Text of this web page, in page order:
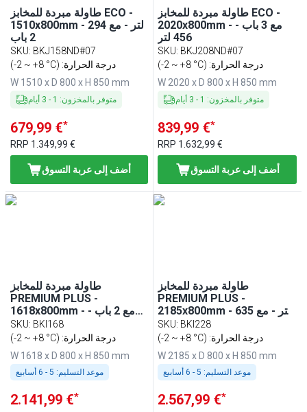
طاولة مبردة للمخابز ECO -
1510x800mm - 294 لتر - مع
2 باب
SKU: BKJ158ND#07
(-2 ~ +8 °C) :درجة الحرارة
W 1510 x D 800 x H 850 mm
متوفر بالمخزون:
1
-
3 أيام
679,99 €*
RRP 1.349,99 €
أضف إلى عربة التسوق
طاولة مبردة للمخابز ECO -
2020x800mm - مع 3 باب -
456 لتر
SKU: BKJ208ND#07
(-2 ~ +8 °C) :درجة الحرارة
W 2020 x D 800 x H 850 mm
متوفر بالمخزون:
1
-
3 أيام
839,99 €*
RRP 1.632,99 €
أضف إلى عربة التسوق
طاولة مبردة للمخابز
PREMIUM PLUS -
1618x800mm - مع 2 باب -
420 لترSKU: BKI168
(-2 ~ +8 °C) :درجة الحرارة
W 1618 x D 800 x H 850 mm
موعد التسليم:
2.141,99 €*
طاولة مبردة للمخابز
PREMIUM PLUS -
2185x800mm - 635 لتر - مع
3 بابSKU: BKI228
(-2 ~ +8 °C) :درجة الحرارة
W 2185 x D 800 x H 850 mm
موعد التسليم:
2.567,99 €*